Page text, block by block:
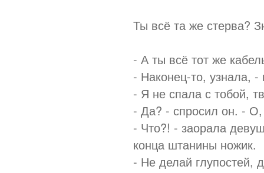
Ты всё та же стерва?
- А ты всё тот же
- Наконец-то, узнала, -
- Я не спала с тобой,
- Да? - спросил он. -
- Что?! - заорала
конца штанины ножик.
- Не делай глупостей,